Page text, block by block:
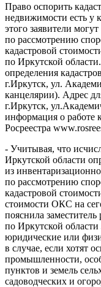
Право оспорить
недвижимости есть у
этого заявители
по рассмотрению
кадастровой
по Иркутской
определения
г.Иркутск, ул.
канцелярии). Адрес
г.Иркутск,
информация о работе
Росреестра
- Учитывая, что
Иркутской области
из
по рассмотрению
кадастровой
стоимости ОКС на
пояснила
по Иркутской
юридические или
в случае, если хотят
промышленности,
пунктов и земель
садоводческих и